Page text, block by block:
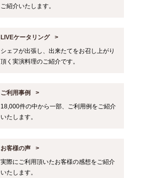
ご紹介いたします。
LIVEケータリング
シェフが出張し、出来たてをお召し上がり
頂く実演料理のご紹介です。
ご利用事例
18,000件の中から一部、ご利用例をご紹介
いたします。
お客様の声
実際にご利用頂いたお客様の感想をご紹介
いたします。